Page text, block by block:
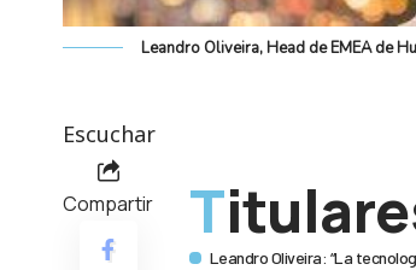
Leandro Oliveira, Head de EMEA de
Escuchar
Compartir
Leandro Oliveira: “La